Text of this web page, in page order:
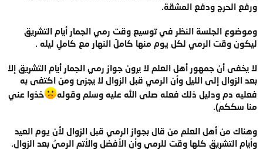
ورفع الحرج ودفع المشقة.
وموضوع الجلسة النظر في توسيع وقت رمي الجمار أيام التشريق
ليكون وقت الرمي لكل يوم منها كاملَ النهار مع كاملِ ليله .
لا يخفى أن جمهور أهل العلم لا يرون جواز رمي الجمار أيام التشريق إلا
بعد الزوال إلى الليل وأن الرمي قبل الزوال لا يجزئ ومن اكتفى به
فعليه دم ودليل ذلك فعله صلى الله عليه وسلم وقوله
خذوا عني
منا سككم).
وهناك من أهل العلم من قال بجواز الرمي قبل الزوال لأن يوم العيد
وأيام التشريق كلها وقت للرمي وأن الأفضل والأتم الرميُ بعد الزوال.